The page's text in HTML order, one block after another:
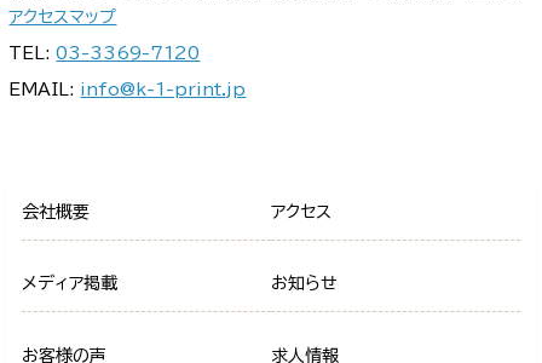
アクセスマップ
TEL:03-3369-7120
EMAIL: info@k-1-print.jp
会社概要 アクセス
メディア掲載 お知らせ
お客様の声 求人情報